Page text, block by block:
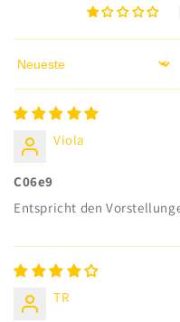
Sort by
Viola
C06e9
Entspricht den
TR